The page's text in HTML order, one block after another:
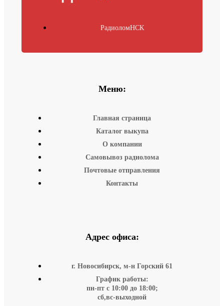
РадиоломНСК
Меню:
Главная страница
Каталог выкупа
О компании
Самовывоз радиолома
Почтовые отправления
Контакты
Адрес офиса:
г. Новосибирск, м-н Горский 61
График работы:
пн-пт с 10:00 до 18:00;
сб,вс-выходной